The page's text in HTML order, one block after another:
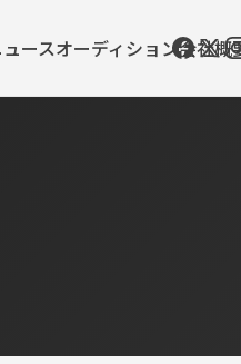
ースオーディション会社概